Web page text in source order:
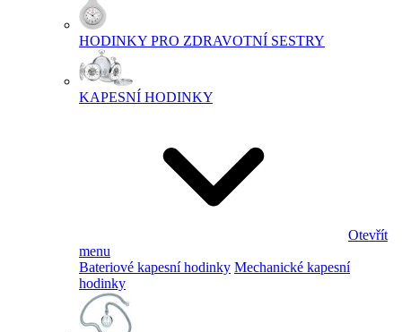
HODINKY PRO ZDRAVOTNÍ SESTRY
KAPESNÍ HODINKY
Otevřít
menu
Bateriové kapesní hodinky Mechanické kapesní
hodinky